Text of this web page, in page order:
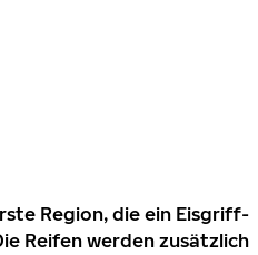
Region, die ein Eisgriff-
Reifen werden zusätzlich